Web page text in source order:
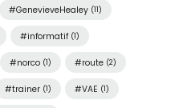
#GenevieveHealey (11)
#informatif (1)
#norco (1) #route (2)
#trainer (1) #VAE (1)